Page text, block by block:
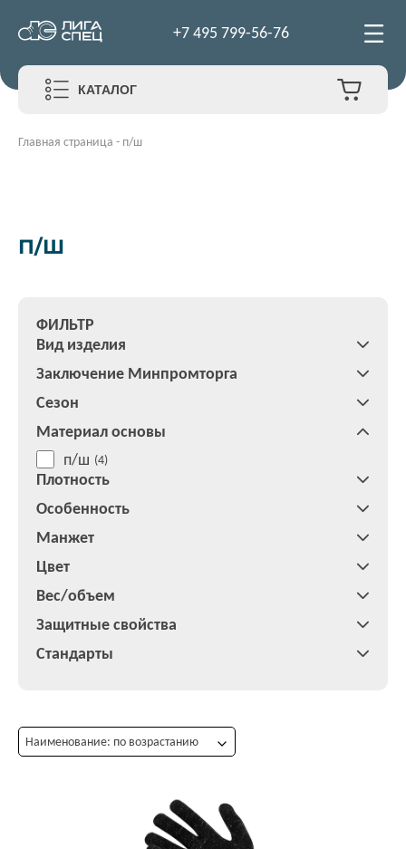
+7 495 799-56-76
КАТАЛОГ
Главная страница - п/ш
П/Ш
ФИЛЬТР
Вид изделия
Заключение Минпромторга
Сезон
Материал основы
п/ш (4)
Плотность
Особенность
Манжет
Цвет
Вес/объем
Защитные свойства
Стандарты
Наименование: по возрастанию